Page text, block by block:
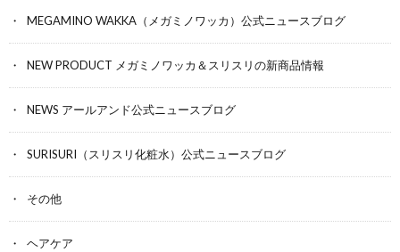
MEGAMINO WAKKA（メガミノワッカ）公式ニュースブログ
NEW PRODUCT メガミノワッカ＆スリスリの新商品情報
NEWS アールアンド公式ニュースブログ
SURISURI（スリスリ化粧水）公式ニュースブログ
その他
ヘアケア